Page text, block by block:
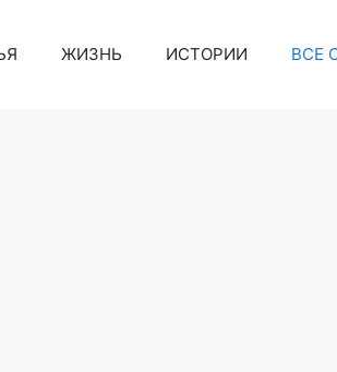
ЖИЗНЬ ИСТОРИИ ВСЕ